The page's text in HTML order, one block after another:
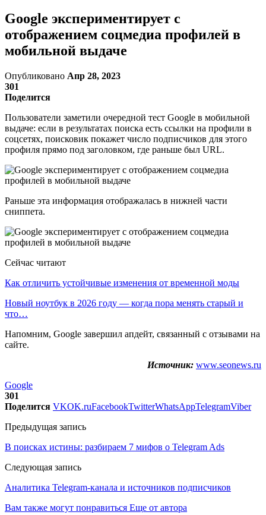
Google экспериментирует с
отображением соцмедиа профилей в
мобильной выдаче
Опубликовано Апр 28, 2023
301
Поделится
Пользователи заметили очередной тест Google в мобильной
выдаче: если в результатах поиска есть ссылки на профили в
соцсетях, поисковик покажет число подписчиков для этого
профиля прямо под заголовком, где раньше был URL.
Раньше эта информация отображалась в нижней части
сниппета.
Сейчас читают
Как отличить устойчивые изменения от временной моды
Новый ноутбук в 2026 году — когда пора менять старый и
что…
Напомним, Google завершил апдейт, связанный с отзывами на
сайте.
Источник: www.seonews.ru
Google
301
Поделится VKOK.ruFacebookTwitterWhatsAppTelegramViber
Предыдущая запись
В поисках истины: разбираем 7 мифов о Telegram Ads
Следующая запись
Аналитика Telegram-канала и источников подписчиков
Вам также могут понравиться Еще от автора